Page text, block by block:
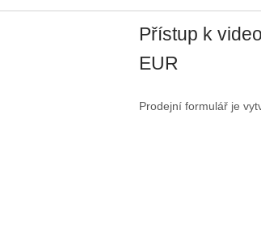
Přístup k
EUR
Prodejní formulář je